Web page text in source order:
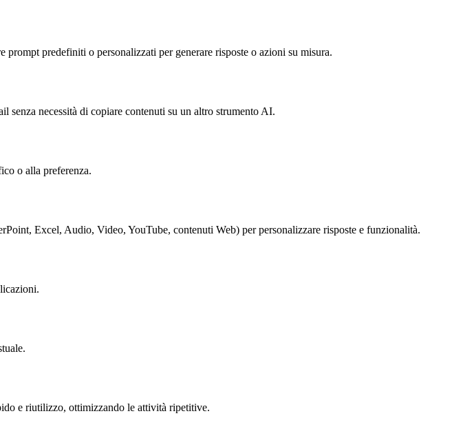
predefiniti o personalizzati per generare risposte o azioni su misura.
senza necessità di copiare contenuti su un altro strumento AI.
o alla preferenza.
Excel, Audio, Video, YouTube, contenuti Web) per personalizzare risposte e funzionalità.
e riutilizzo, ottimizzando le attività ripetitive.